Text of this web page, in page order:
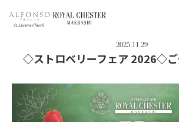
トップ 新着情報 ◇ストロベリーフェア 2026◇ご予約受付中！
2025.11.29
◇ストロベリーフェア 2026◇ご